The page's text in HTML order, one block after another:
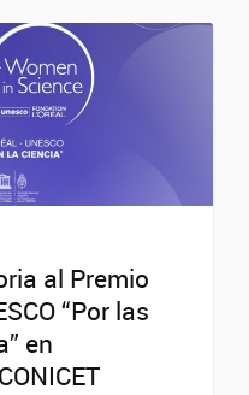
al Premio
“Por las
en